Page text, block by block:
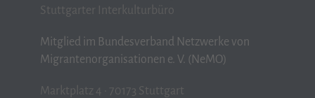
Stuttgarter Interkulturbüro
Mitglied im Bundesverband Netzwerke von
Migrantenorganisationen e. V. (NeMO)
Marktplatz 4 · 70173 Stuttgart